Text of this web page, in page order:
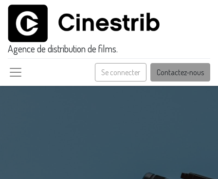
Agence de distribution de films.
Se connecter Contactez-nous